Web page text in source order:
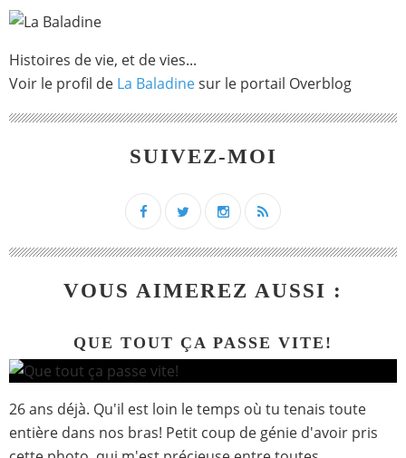
Histoires de vie, et de vies...
Voir le profil de La Baladinesur le portail Overblog
SUIVEZ-MOI
VOUS AIMEREZ AUSSI :
QUE TOUT ÇA PASSE VITE!
26 ans déjà. Qu'il est loin le temps où tu tenais toute
entière dans nos bras! Petit coup de génie d'avoir pris